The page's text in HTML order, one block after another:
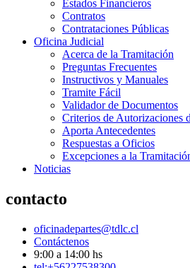
Estados Financieros
Contratos
Contrataciones Públicas
Oficina Judicial
Acerca de la Tramitación
Preguntas Frecuentes
Instructivos y Manuales
Tramite Fácil
Validador de Documentos
Criterios de Autorizaciones
Aporta Antecedentes
Respuestas a Oficios
Excepciones a la
Noticias
contacto
oficinadepartes@tdlc.cl
Contáctenos
9:00 a 14:00 hs